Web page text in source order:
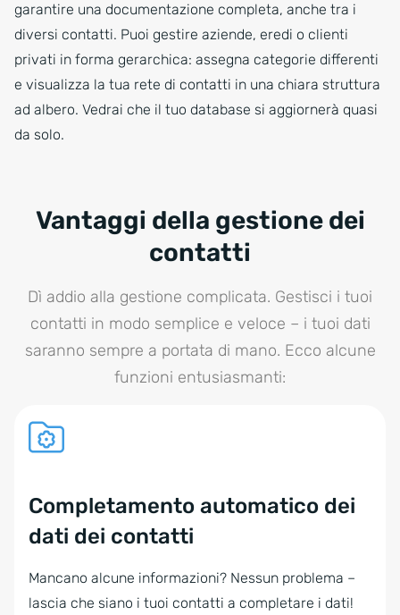
garantire una documentazione completa, anche tra i
diversi contatti. Puoi gestire aziende, eredi o clienti
privati in forma gerarchica: assegna categorie differenti
e visualizza la tua rete di contatti in una chiara struttura
ad albero. Vedrai che il tuo database si aggiornerà quasi
da solo.
Vantaggi della gestione dei
contatti
Dì addio alla gestione complicata. Gestisci i tuoi
contatti in modo semplice e veloce – i tuoi dati
saranno sempre a portata di mano. Ecco alcune
funzioni entusiasmanti:
Completamento automatico dei
dati dei contatti
Mancano alcune informazioni? Nessun problema –
lascia che siano i tuoi contatti a completare i dati!